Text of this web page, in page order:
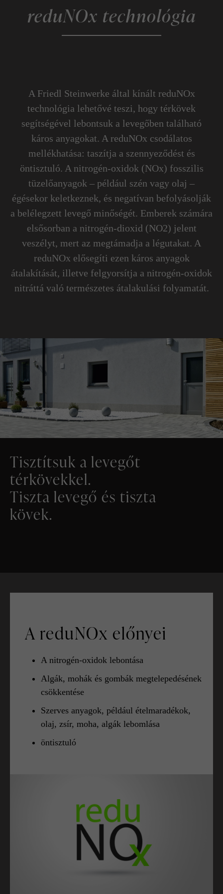
reduNOx technológia
A Friedl Steinwerke által kínált reduNOx
technológia lehetővé teszi, hogy térkövek
segítségével lebontsuk a levegőben található
káros anyagokat. A reduNOx csodálatos
mellékhatása: taszítja a szennyeződést és
öntisztuló. A nitrogén-oxidok (NOx) fosszilis
tüzelőanyagok – például szén vagy olaj –
égésekor keletkeznek, és negatívan befolyásolják
a belélegzett levegő minőségét. Emberek számára
elsősorban a nitrogén-dioxid (NO2) jelent
veszélyt, mert az megtámadja a légutakat. A
reduNOx elősegíti ezen káros anyagok
átalakítását, illetve felgyorsítja a nitrogén-oxidok
nitráttá való természetes átalakulási folyamatát.
Tisztítsuk a levegőt
térkövekkel.
Tiszta levegő és tiszta
kövek.
A reduNOx előnyei
A nitrogén-oxidok lebontása
Algák, mohák és gombák megtelepedésének
csökkentése
Szerves anyagok, például ételmaradékok,
olaj, zsír, moha, algák lebomlása
öntisztuló